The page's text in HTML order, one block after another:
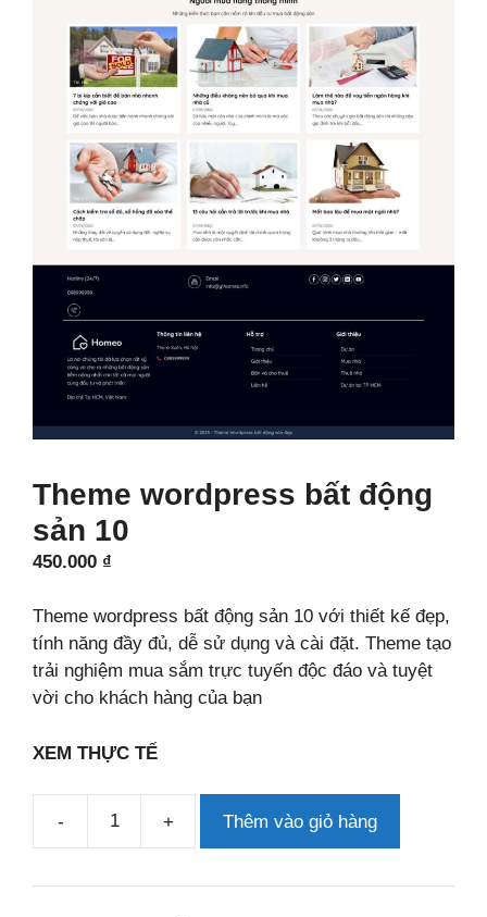
Theme wordpress bất động
sản 10
450.000 ₫
Theme wordpress bất động sản 10 với thiết kế đẹp,
tính năng đầy đủ, dễ sử dụng và cài đặt. Theme tạo
trải nghiệm mua sắm trực tuyến độc đáo và tuyệt
vời cho khách hàng của bạn
XEM THỰC TẾ
-
Theme
bất
+ Thêm vào giỏ hàng